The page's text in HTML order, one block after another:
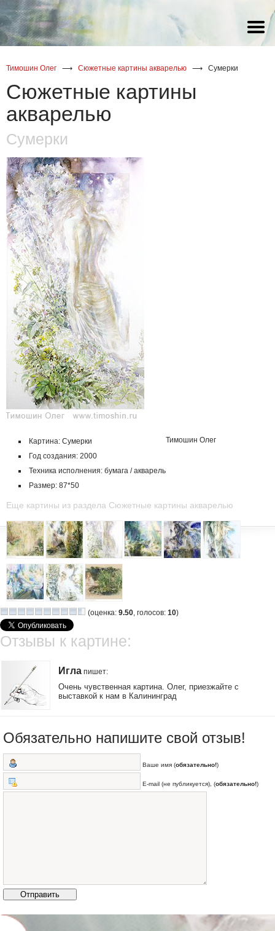
акварель
масло
акварель
масло
акварель
масло
Статья Галины Снитовской о
художнике Олеге Тимошине
Тимошин Олег ⟶ Сюжетные картины акварелью ⟶ Сумерки
Сюжетные картины
акварелью
Сумерки
Картина: Сумерки
Год создания: 2000
Техника исполнения: бумага / акварель
Размер: 87*50
Тимошин Олег
Еще картины из раздела Сюжетные картины акварелью
(оценка: 9.50, голосов: 10)
Отзывы к картине:
Игла пишет:
Очень чувственная картина. Олег, приезжайте с
выставкой к нам в Калининград
Обязательно напишите свой отзыв!
Ваше имя (обязательно!)
E-mail (не публикуется), (обязательно!)